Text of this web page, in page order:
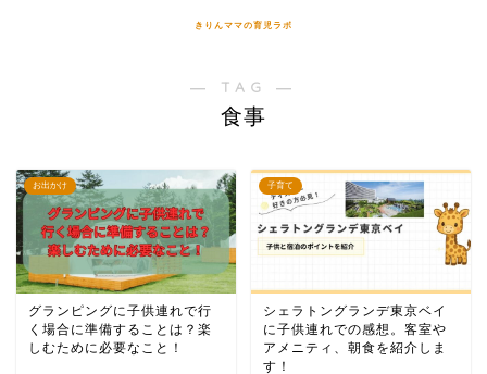
きりんママの育児ラボ
― TAG ―
食事
お出かけ
グランピングに子供連れで行
く場合に準備することは？楽
しむために必要なこと！
子育て
シェラトングランデ東京ベイ
に子供連れでの感想。客室や
アメニティ、朝食を紹介しま
す！